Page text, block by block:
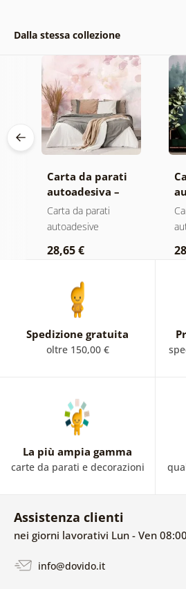
Dalla stessa collezione
Carta da parati
autoadesiva –
Foglie con
sfumatura
Carta da parati
autoadesive
28,65 €
Spedizione gratuita
oltre 150,00 €
La più ampia gamma
carte da parati e decorazioni
Assistenza clienti
nei giorni lavorativi Lun - Ven
info@dovido.it